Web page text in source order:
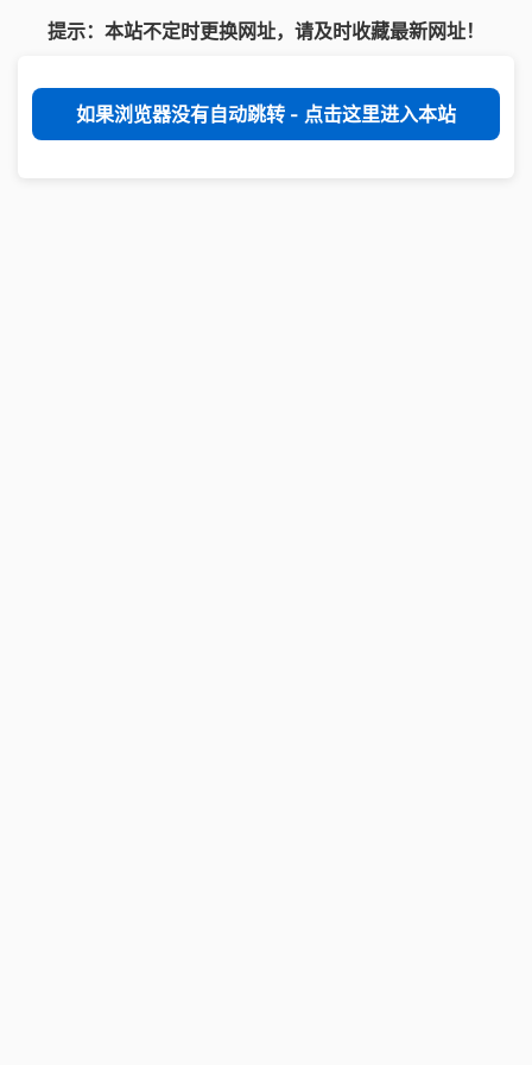
提示：本站不定时更换网址，请及时收藏最新网址！
如果浏览器没有自动跳转 - 点击这里进入本站